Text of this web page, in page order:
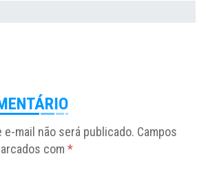
e-mail não será publicado. Campos
com *